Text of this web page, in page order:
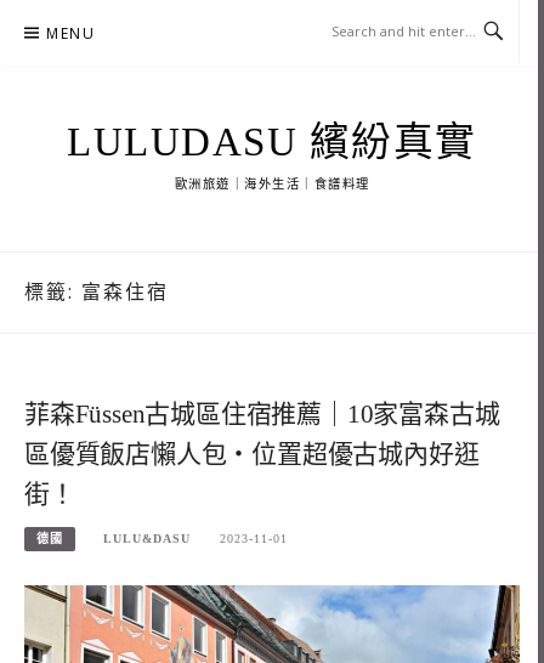
MENU
LULUDASU 繽紛真實
歐洲旅遊｜海外生活｜食譜料理
標籤: 富森住宿
菲森Füssen古城區住宿推薦｜10家富森古城
區優質飯店懶人包・位置超優古城內好逛
街！
德國 LULU&DASU 2023-11-01